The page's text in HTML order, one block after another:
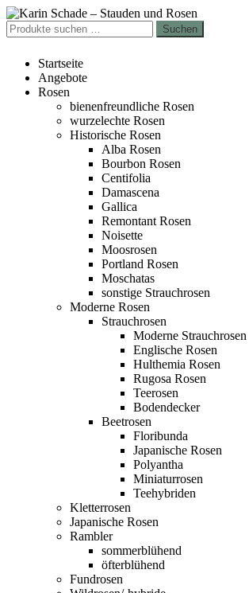
Zur
Navigation
springen
Zum
Inhalt
springen
Suchen
nach:
Suchen
Startseite
Angebote
Rosen
bienenfreundliche Rosen
wurzelechte Rosen
Historische Rosen
Alba Rosen
Bourbon Rosen
Centifolia
Damascena
Gallica
Remontant Rosen
Noisette
Moosrosen
Portland Rosen
Moschatas
sonstige Strauchrosen
Moderne Rosen
Strauchrosen
Moderne Strauchrosen
Englische Rosen
Hulthemia Rosen
Rugosa Rosen
Teerosen
Bodendecker
Beetrosen
Floribunda
Japanische Rosen
Polyantha
Miniaturrosen
Teehybriden
Kletterrosen
Japanische Rosen
Rambler
sommerblühend
öfterblühend
Fundrosen